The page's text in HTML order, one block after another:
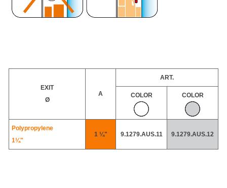
EXIT
Ø
A
ART.
COLOR COLOR
Polypropylene
1¼"
1 ¼" 9.1279.AUS.11 9.1279.AUS.12